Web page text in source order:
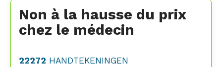
Non à la hausse du prix
chez le médecin
22272 HANDTEKENINGEN